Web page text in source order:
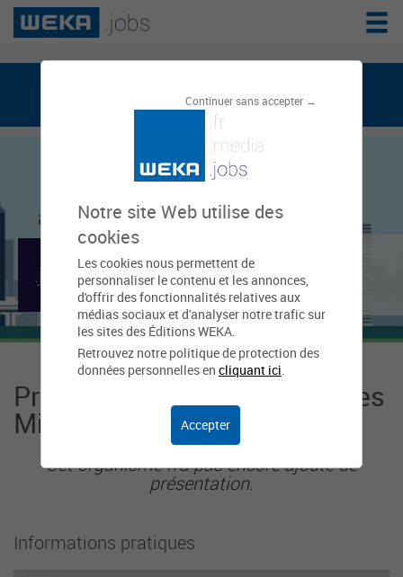
Continuer sans accepter →
Notre site Web utilise des
cookies
Les cookies nous permettent de
personnaliser le contenu et les annonces,
d'offrir des fonctionnalités relatives aux
médias sociaux et d'analyser notre trafic sur
les sites des Éditions WEKA.
Retrouvez notre politique de protection des
données personnelles en cliquant ici.
Accepter
weka.jobs, le réseau de l'emploi public
Mairie de Pennes
Mirabeau
Présentation Mairie de Pennes
Mirabeau
Cet organisme n'a pas encore ajouté de
présentation.
Informations pratiques